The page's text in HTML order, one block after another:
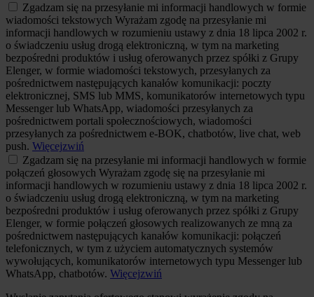
Zgadzam się na przesyłanie mi informacji handlowych w formie
wiadomości tekstowych Wyrażam zgodę na przesyłanie mi
informacji handlowych w rozumieniu ustawy z dnia 18 lipca 2002 r.
o świadczeniu usług drogą elektroniczną, w tym na marketing
bezpośredni produktów i usług oferowanych przez spółki z Grupy
Elenger, w formie wiadomości tekstowych, przesyłanych za
pośrednictwem następujących kanałów komunikacji: poczty
elektronicznej, SMS lub MMS, komunikatorów internetowych typu
Messenger lub WhatsApp, wiadomości przesyłanych za
pośrednictwem portali społecznościowych, wiadomości
przesyłanych za pośrednictwem e-BOK, chatbotów, live chat, web
push. Więcejzwiń
Zgadzam się na przesyłanie mi informacji handlowych w formie
połączeń głosowych Wyrażam zgodę się na przesyłanie mi
informacji handlowych w rozumieniu ustawy z dnia 18 lipca 2002 r.
o świadczeniu usług drogą elektroniczną, w tym na marketing
bezpośredni produktów i usług oferowanych przez spółki z Grupy
Elenger, w formie połączeń głosowych realizowanych ze mną za
pośrednictwem następujących kanałów komunikacji: połączeń
telefonicznych, w tym z użyciem automatycznych systemów
wywołujących, komunikatorów internetowych typu Messenger lub
WhatsApp, chatbotów. Więcejzwiń